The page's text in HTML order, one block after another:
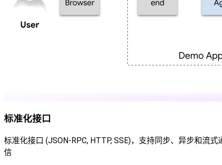
标准化接口
标准化接口 (JSON-RPC, HTTP, SSE)，支持同步、异步和流式
信